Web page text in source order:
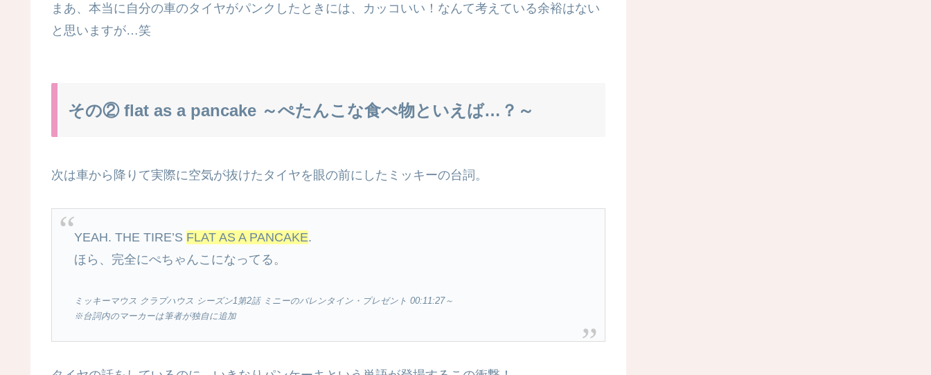
まあ、本当に自分の車のタイヤがパンクしたときには、カッコいい！なんて考えている余裕はない
と思いますが…笑
その② flat as a pancake ～ぺたんこな食べ物といえば…？～
次は車から降りて実際に空気が抜けたタイヤを眼の前にしたミッキーの台詞。
YEAH. THE TIRE’S FLAT AS A PANCAKE.
ほら、完全にぺちゃんこになってる。
ミッキーマウス クラブハウス シーズン1第2話 ミニーのバレンタイン・プレゼント 00:11:27～
※台詞内のマーカーは筆者が独自に追加